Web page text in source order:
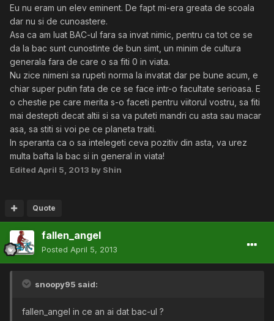
Eu nu eram un elev eminent. De fapt mi-era greata de scoala
dar nu si de cunoastere.
Asa ca am luat BAC-ul fara sa invat nimic, pentru ca tot ce se
da la bac sunt cunostinte de bun simt, un minim de cultura
generala fara de care o sa fiti 0 in viata.
Nu zice nimeni sa rupeti norma la invatat dar pe bune acum, e
chiar super putin fata de ce se face intr-o facultate serioasa. E
o chestie pe care merita s-o faceti pentru viitorul vostru, sa fiti
mai destepti decat altii si sa va puteti mandri cu asta sau macar
asa, sa stiti si voi pe ce planeta traiti.
In speranta ca o sa intelegeti ceva pozitiv din asta, va urez
multa bafta la bac si in general in viata!
Edited April 5, 2013 by Shin
Quote
fallen_angel
Posted April 5, 2013
snoopy95 said:
fallen_angel in ce an ai dat bac-ul ?